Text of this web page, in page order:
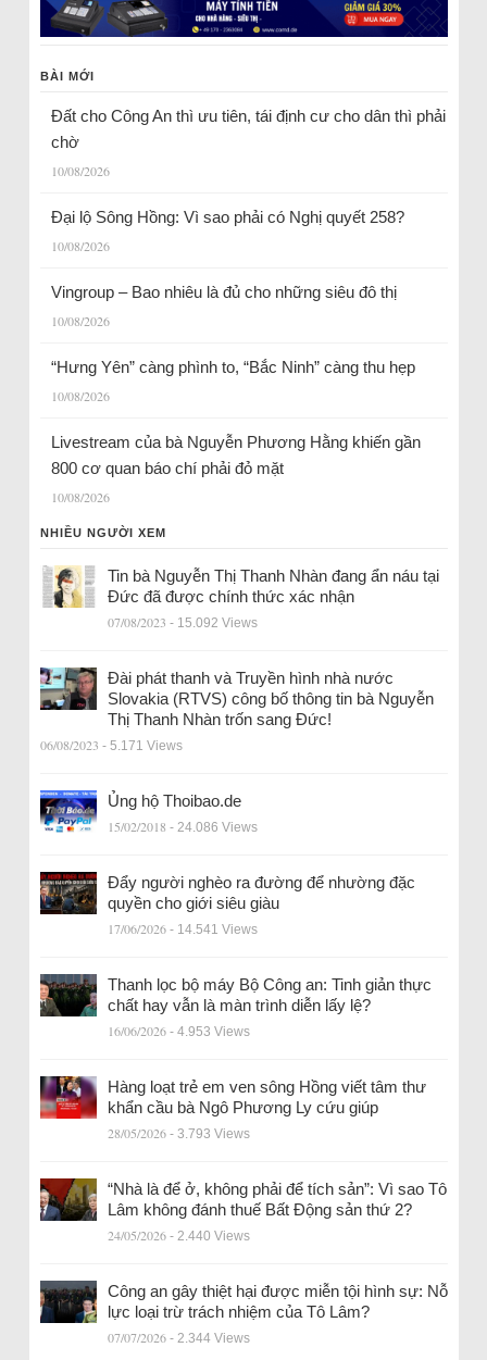
BÀI MỚI
Đất cho Công An thì ưu tiên, tái định cư cho dân thì phải
chờ
10/08/2026
Đại lộ Sông Hồng: Vì sao phải có Nghị quyết 258?
10/08/2026
Vingroup – Bao nhiêu là đủ cho những siêu đô thị
10/08/2026
“Hưng Yên” càng phình to, “Bắc Ninh” càng thu hẹp
10/08/2026
Livestream của bà Nguyễn Phương Hằng khiến gần
800 cơ quan báo chí phải đỏ mặt
10/08/2026
NHIỀU NGƯỜI XEM
Tin bà Nguyễn Thị Thanh Nhàn đang ẩn náu tại
Đức đã được chính thức xác nhận
07/08/2023 - 15.092 Views
Đài phát thanh và Truyền hình nhà nước
Slovakia (RTVS) công bố thông tin bà Nguyễn
Thị Thanh Nhàn trốn sang Đức!
06/08/2023 - 5.171 Views
Ủng hộ Thoibao.de
15/02/2018 - 24.086 Views
Đẩy người nghèo ra đường để nhường đặc
quyền cho giới siêu giàu
17/06/2026 - 14.541 Views
Thanh lọc bộ máy Bộ Công an: Tinh giản thực
chất hay vẫn là màn trình diễn lấy lệ?
16/06/2026 - 4.953 Views
Hàng loạt trẻ em ven sông Hồng viết tâm thư
khẩn cầu bà Ngô Phương Ly cứu giúp
28/05/2026 - 3.793 Views
“Nhà là để ở, không phải để tích sản”: Vì sao Tô
Lâm không đánh thuế Bất Động sản thứ 2?
24/05/2026 - 2.440 Views
Công an gây thiệt hại được miễn tội hình sự: Nỗ
lực loại trừ trách nhiệm của Tô Lâm?
07/07/2026 - 2.344 Views